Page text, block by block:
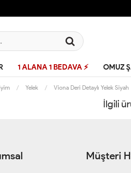
1 ALANA 1 BEDAVA ⚡ OMUZ
Yelek Viona Deri Detaylı Yelek Siyah
İlgili
Müşteri